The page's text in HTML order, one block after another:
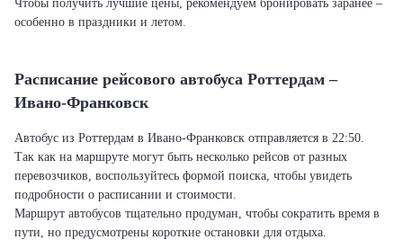
Чтобы получить лучшие цены, рекомендуем бронировать заранее –
особенно в праздники и летом.
Расписание рейсового автобуса Роттердам –
Ивано-Франковск
Автобус из Роттердам в Ивано-Франковск отправляется в 22:50.
Так как на маршруте могут быть несколько рейсов от разных
перевозчиков, воспользуйтесь формой поиска, чтобы увидеть
подробности о расписании и стоимости.
Маршрут автобусов тщательно продуман, чтобы сократить время в
пути, но предусмотрены короткие остановки для отдыха.